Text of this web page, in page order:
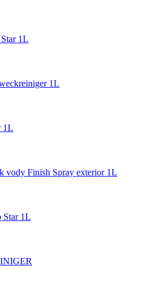
1L
1L
1L
vody Finish Spray exterior 1L
Star 1L